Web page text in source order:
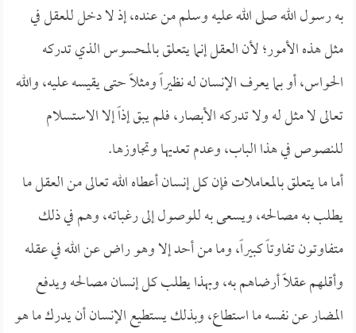
به رسول الله صلى الله عليه وسلم من عنده، إذ لا دخل للعقل في
مثل هذه الأمور؛ لأن العقل إنما يتعلق بالمحسوس الذي تدركه
الحواس، أو بما يعرف الإنسان له نظيراً ومثلاً حتى يقيسه عليه، والله
تعالى لا مثل له ولا تدركه الأبصار، فلم يبق إذاً إلا الاستسلام
للنصوص في هذا الباب، وعدم تعديها وتجاوزها.
أما ما يتعلق بالمعاملات فإن كل إنسان أعطاه الله تعالى من العقل ما
يطلب به مصالحه، ويسعى به للوصول إلى رغباته، وهم في ذلك
متفاوتون تفاوتاً كبيراً، وما من أحد إلا وهو راض عن الله في عقله
وأقلهم عقلاً أرضاهم به، وبهذا يطلب كل إنسان مصالحه ويدفع
المضار عن نفسه ما استطاع، وبذلك يستطيع الإنسان أن يدرك ما هو